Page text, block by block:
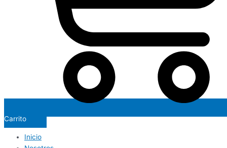
Carrito
Inicio